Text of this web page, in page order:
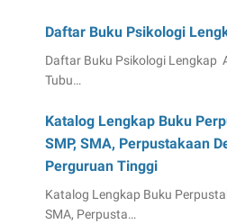
Daftar Buku Psikologi
Daftar Buku Psikologi Lengkap
Tubu…
Katalog Lengkap Buku
SMP, SMA, Perpustakaan
Perguruan Tinggi
Katalog Lengkap Buku
SMA, Perpusta…